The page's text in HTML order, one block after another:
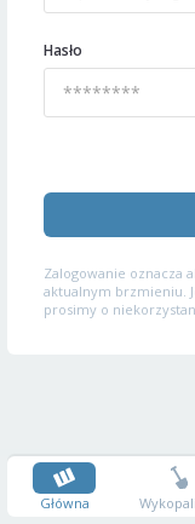
Hasło
Zalogowanie oznacza
aktualnym brzmieniu.
prosimy o
Główna